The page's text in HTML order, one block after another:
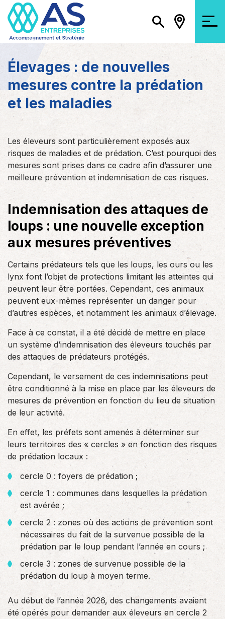
Élevages : de nouvelles
mesures contre la prédation
et les maladies
Les éleveurs sont particulièrement exposés aux
risques de maladies et de prédation. C’est pourquoi des
mesures sont prises dans ce cadre afin d’assurer une
meilleure prévention et indemnisation de ces risques.
Indemnisation des attaques de
loups : une nouvelle exception
aux mesures préventives
Certains prédateurs tels que les loups, les ours ou les
lynx font l’objet de protections limitant les atteintes qui
peuvent leur être portées. Cependant, ces animaux
peuvent eux-mêmes représenter un danger pour
d’autres espèces, et notamment les animaux d’élevage.
Face à ce constat, il a été décidé de mettre en place
un système d’indemnisation des éleveurs touchés par
des attaques de prédateurs protégés.
Cependant, le versement de ces indemnisations peut
être conditionné à la mise en place par les éleveurs de
mesures de prévention en fonction du lieu de situation
de leur activité.
En effet, les préfets sont amenés à déterminer sur
leurs territoires des « cercles » en fonction des risques
de prédation locaux :
cercle 0 : foyers de prédation ;
cercle 1 : communes dans lesquelles la prédation
est avérée ;
cercle 2 : zones où des actions de prévention sont
nécessaires du fait de la survenue possible de la
prédation par le loup pendant l’année en cours ;
cercle 3 : zones de survenue possible de la
prédation du loup à moyen terme.
Au début de l’année 2026, des changements avaient
été opérés pour demander aux éleveurs en cercle 2